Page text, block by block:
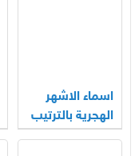
اسماء الاشهر
الهجرية بالترتيب